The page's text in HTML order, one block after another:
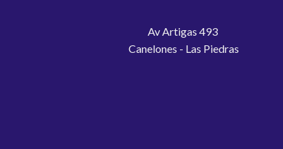
Av Artigas 493
Canelones - Las Piedras